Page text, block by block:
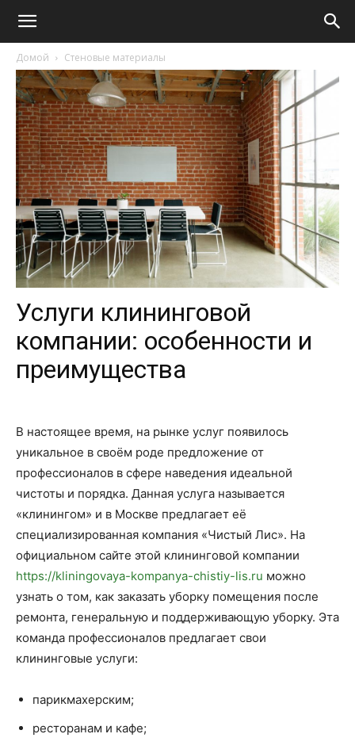
Домой Стеновые материалы
Услуги клининговой
компании: особенности и
преимущества
В настоящее время, на рынке услуг появилось
уникальное в своём роде предложение от
профессионалов в сфере наведения идеальной
чистоты и порядка. Данная услуга называется
«клинингом» и в Москве предлагает её
специализированная компания «Чистый Лис». На
официальном сайте этой клининговой компании
https://kliningovaya-kompanya-chistiy-lis.ru можно
узнать о том, как заказать уборку помещения после
ремонта, генеральную и поддерживающую уборку. Эта
команда профессионалов предлагает свои
клининговые услуги:
парикмахерским;
ресторанам и кафе;